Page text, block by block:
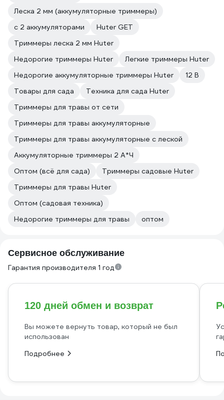
Леска 2 мм (аккумуляторные триммеры)
с 2 аккумуляторами
Huter GET
Триммеры леска 2 мм Huter
Недорогие триммеры Huter
Легкие триммеры Huter
Недорогие аккумуляторные триммеры Huter
12 В
Товары для сада
Техника для сада Huter
Триммеры для травы от сети
Триммеры для травы аккумуляторные
Триммеры для травы аккумуляторные с леской
Аккумуляторные триммеры 2 А*Ч
Оптом (всё для сада)
Триммеры садовые Huter
Триммеры для травы Huter
Оптом (садовая техника)
Недорогие триммеры для травы
оптом
Сервисное обслуживание
Гарантия производителя 1 год
120 дней обмен и возврат
Вы можете вернуть товар, который не был
использован
Подробнее